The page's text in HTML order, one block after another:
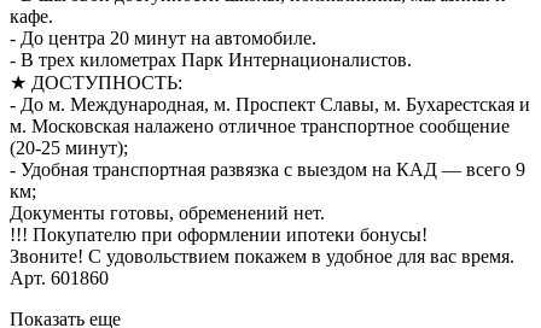
кафе.
- До центра 20 минут на автомобиле.
- В трех километрах Парк Интернационалистов.
★ ДОСТУПНОСТЬ:
- До м. Международная, м. Проспект Славы, м. Бухарестская и
м. Московская налажено отличное транспортное сообщение
(20-25 минут);
- Удобная транспортная развязка с выездом на КАД — всего 9
км;
Документы готовы, обременений нет.
!!! Покупателю при оформлении ипотеки бонусы!
Звоните! С удовольствием покажем в удобное для вас время.
Арт. 601860
Показать еще